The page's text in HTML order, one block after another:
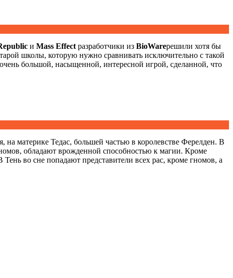
и Mass Effect разработчики из BioWareрешили хотя бы
школы, которую нужно сравнивать исключительно с такой
большой, насыщенной, интересной игрой, сделанной, что
материке Тедас, большей частью в королевстве Ферелден. В
обладают врожденной способностью к магии. Кроме
во сне попадают представители всех рас, кроме гномов, а